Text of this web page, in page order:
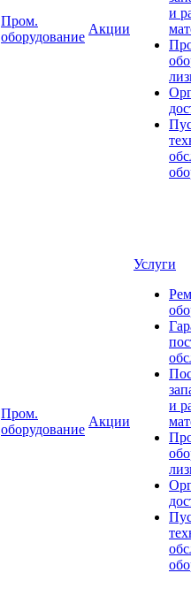
Пром.
оборудование
Акции
и
Пром.
оборудование
Акции
Услуги
и